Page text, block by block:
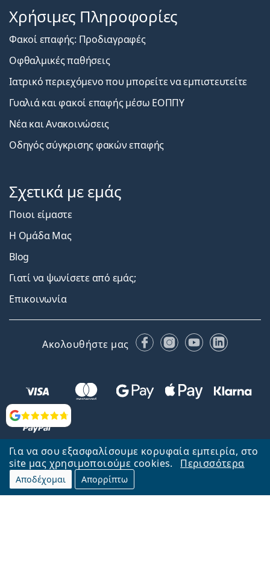
Για να σου εξασφαλίσουμε κορυφαία εμπειρία, στο
site μας χρησιμοποιούμε cookies.
Περισσότερα
Αποδέχομαι Απορρίπτω
Αξιολογήσεις
Χρήσιμες Πληροφορίες
Φακοί επαφής: Προδιαγραφές
Οφθαλμικές παθήσεις
Ιατρικό περιεχόμενο που μπορείτε να εμπιστευτείτε
Γυαλιά και φακοί επαφής μέσω ΕΟΠΠΥ
Νέα και Ανακοινώσεις
Οδηγός σύγκρισης φακών επαφής
Σχετικά με εμάς
Ποιοι είμαστε
Η Ομάδα Μας
Blog
Γιατί να ψωνίσετε από εμάς;
Επικοινωνία
Ακολουθήστε μας FacebookInstagram
YouTubeLinkedIn
Επιστροφή στην αρχική σελίδα